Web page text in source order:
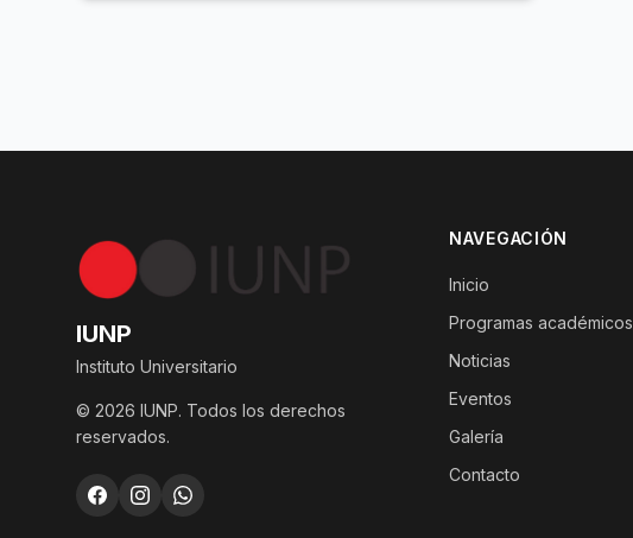
IUNP
Instituto Universitario
© 2026 IUNP. Todos los derechos
reservados.
NAVEGACIÓN
Inicio
Programas académicos
Noticias
Eventos
Galería
Contacto